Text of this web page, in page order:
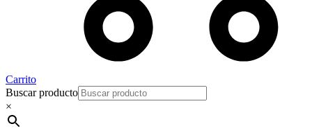
Carrito
Buscar producto
×